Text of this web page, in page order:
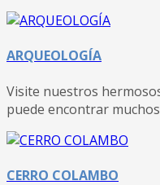
ARQUEOLOGÍA
Visite nuestros
puede encontrar
CERRO COLAMBO